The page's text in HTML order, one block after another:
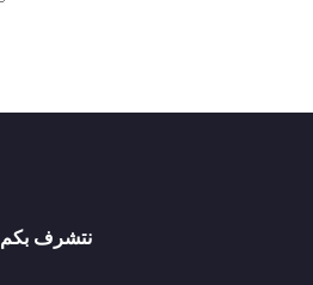
نتشرف بكم